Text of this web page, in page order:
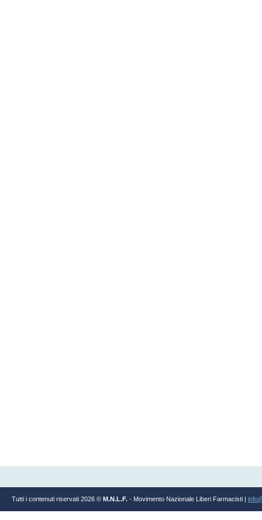
Tutti i contenuti riservati 2026 © M.N.L.F. - Movimento Nazionale Liberi Farmacisti |